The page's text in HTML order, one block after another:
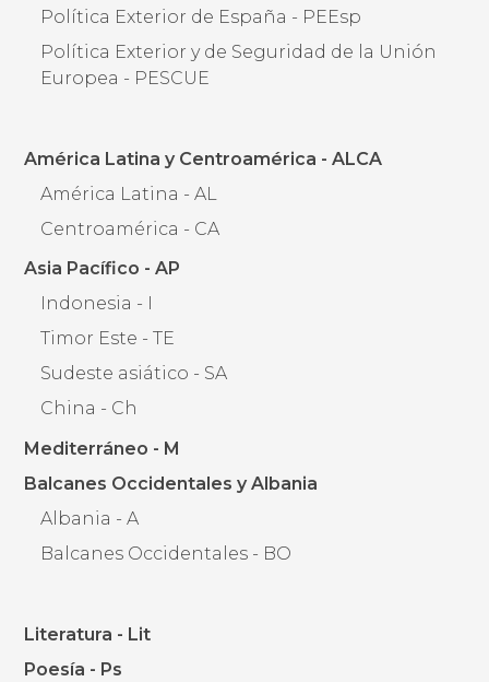
Política Exterior de España - PEEsp
Política Exterior y de Seguridad de la Unión
Europea - PESCUE
América Latina y Centroamérica - ALCA
América Latina - AL
Centroamérica - CA
Asia Pacífico - AP
Indonesia - I
Timor Este - TE
Sudeste asiático - SA
China - Ch
Mediterráneo - M
Balcanes Occidentales y Albania
Albania - A
Balcanes Occidentales - BO
Literatura - Lit
Poesía - Ps